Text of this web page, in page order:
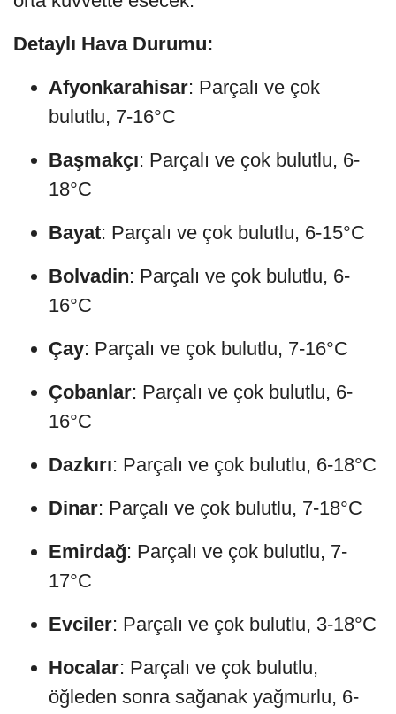
Detaylı Hava Durumu:
Afyonkarahisar: Parçalı ve çok
bulutlu, 7-16°C
Başmakçı: Parçalı ve çok bulutlu, 6-
18°C
Bayat: Parçalı ve çok bulutlu, 6-15°C
Bolvadin: Parçalı ve çok bulutlu, 6-
16°C
Çay: Parçalı ve çok bulutlu, 7-16°C
Çobanlar: Parçalı ve çok bulutlu, 6-
16°C
Dazkırı: Parçalı ve çok bulutlu, 6-18°C
Dinar: Parçalı ve çok bulutlu, 7-18°C
Emirdağ: Parçalı ve çok bulutlu, 7-
17°C
Evciler: Parçalı ve çok bulutlu, 3-18°C
Hocalar: Parçalı ve çok bulutlu,
öğleden sonra sağanak yağmurlu, 6-